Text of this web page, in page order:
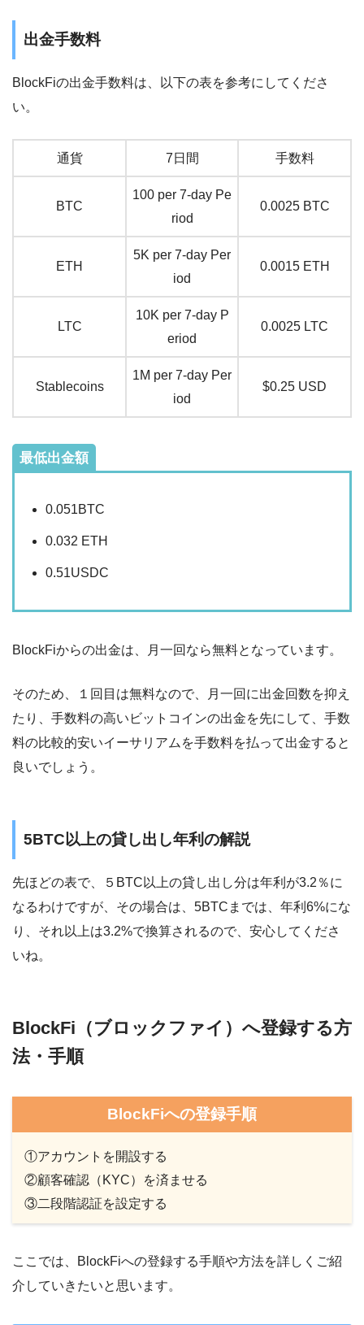
出金手数料
BlockFiの出金手数料は、以下の表を参考にしてくださ
い。
通貨 7日間 手数料
BTC
100 per 7-day Pe
riod
0.0025 BTC
ETH
5K per 7-day Per
iod
0.0015 ETH
LTC
10K per 7-day P
eriod
0.0025 LTC
Stablecoins
1M per 7-day Per
iod
$0.25 USD
最低出金額
0.051BTC
0.032 ETH
0.51USDC
BlockFiからの出金は、月一回なら無料となっています。
そのため、１回目は無料なので、月一回に出金回数を抑え
たり、手数料の高いビットコインの出金を先にして、手数
料の比較的安いイーサリアムを手数料を払って出金すると
良いでしょう。
5BTC以上の貸し出し年利の解説
先ほどの表で、５BTC以上の貸し出し分は年利が3.2％に
なるわけですが、その場合は、5BTCまでは、年利6%にな
り、それ以上は3.2%で換算されるので、安心してくださ
いね。
BlockFi（ブロックファイ）へ登録する方
法・手順
BlockFiへの登録手順
①アカウントを開設する
②顧客確認（KYC）を済ませる
③二段階認証を設定する
ここでは、BlockFiへの登録する手順や方法を詳しくご紹
介していきたいと思います。